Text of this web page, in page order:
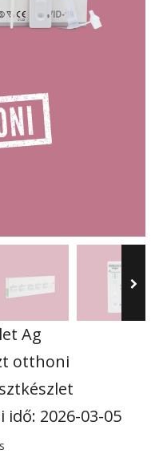
Ag
otthoni
2026-03-05